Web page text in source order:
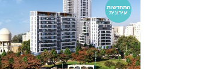
התחדשות
עירונית